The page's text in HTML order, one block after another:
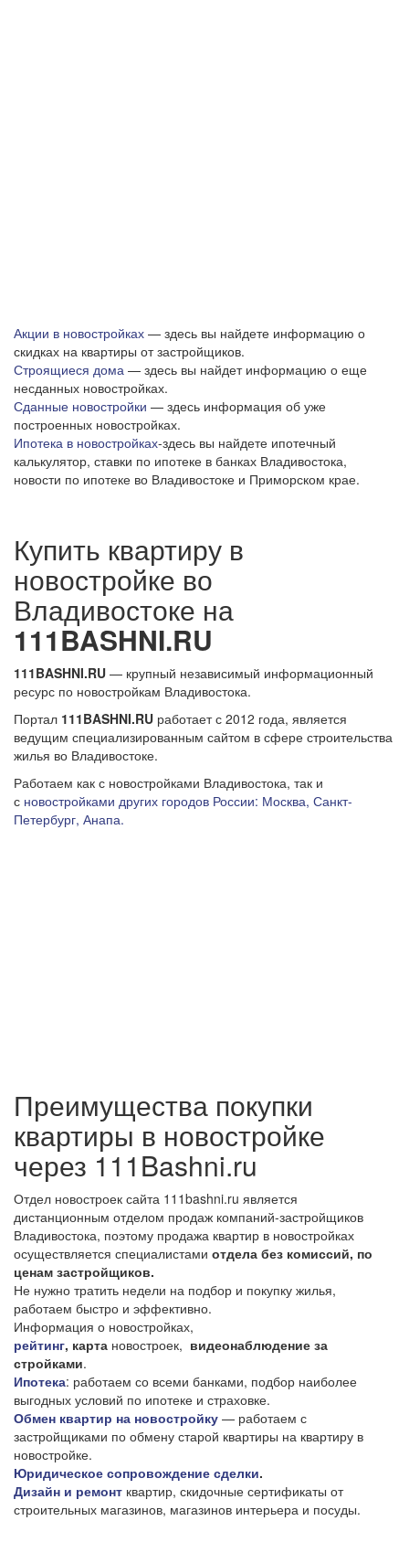
Акции в новостройках — здесь вы найдете информацию о
скидках на квартиры от застройщиков.
Строящиеся дома — здесь вы найдет информацию о еще
несданных новостройках.
Сданные новостройки — здесь информация об уже
построенных новостройках.
Ипотека в новостройках-здесь вы найдете ипотечный
калькулятор, ставки по ипотеке в банках Владивостока,
новости по ипотеке во Владивостоке и Приморском крае.
Купить квартиру в
новостройке во
Владивостоке на
111BASHNI.RU
111BASHNI.RU — крупный независимый информационный
ресурс по новостройкам Владивостока.
Портал 111BASHNI.RU работает с 2012 года, является
ведущим специализированным сайтом в сфере строительства
жилья во Владивостоке.
Работаем как с новостройками Владивостока, так и
с новостройками других городов России: Москва, Санкт-
Петербург, Анапа.
Преимущества покупки
квартиры в новостройке
через 111Bashni.ru
Отдел новостроек сайта 111bashni.ru является
дистанционным отделом продаж компаний-застройщиков
Владивостока, поэтому продажа квартир в новостройках
осуществляется специалистами отдела без комиссий, по
ценам застройщиков.
Не нужно тратить недели на подбор и покупку жилья,
работаем быстро и эффективно.
Информация о новостройках,
рейтинг, карта новостроек, видеонаблюдение за
стройками.
Ипотека: работаем со всеми банками, подбор наиболее
выгодных условий по ипотеке и страховке.
Обмен квартир на новостройку — работаем с
застройщиками по обмену старой квартиры на квартиру в
новостройке.
Юридическое сопровождение сделки.
Дизайн и ремонт квартир, скидочные сертификаты от
строительных магазинов, магазинов интерьера и посуды.